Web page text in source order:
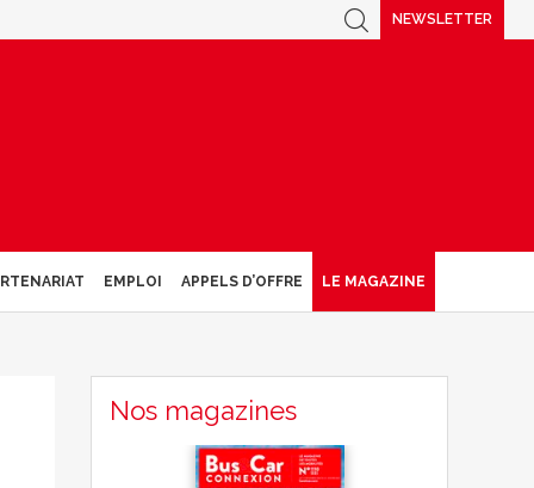
NEWSLETTER
EMPLOI APPELS D’OFFRE LE MAGAZINE
Nos magazines